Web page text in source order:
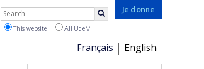
Je donne
Choix
de
Français English
Rechercher
This website All UdeM